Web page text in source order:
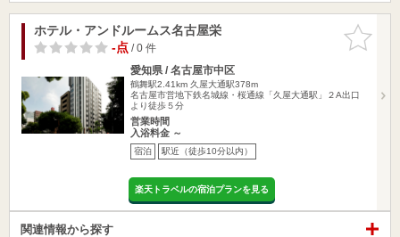
お気に入
りに追加
ホテル・アンドルームス名古屋栄
-点/ 0 件
愛知県 / 名古屋市中区
鶴舞駅2.41km 久屋大通駅378m
名古屋市営地下鉄名城線・桜通線「久屋大通駅」２A出口
より徒歩５分
営業時間
入浴料金 ～
宿泊 駅近（徒歩10分以内）
楽天トラベルの宿泊プランを見る
関連情報から探す